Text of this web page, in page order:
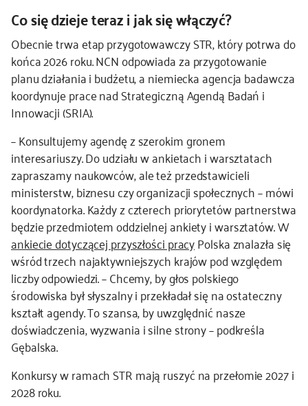
Co się dzieje teraz i jak się włączyć?
Obecnie trwa etap przygotowawczy STR, który potrwa do
końca 2026 roku. NCN odpowiada za przygotowanie
planu działania i budżetu, a niemiecka agencja badawcza
koordynuje prace nad Strategiczną Agendą Badań i
Innowacji (SRIA).
– Konsultujemy agendę z szerokim gronem
interesariuszy. Do udziału w ankietach i warsztatach
zapraszamy naukowców, ale też przedstawicieli
ministerstw, biznesu czy organizacji społecznych – mówi
koordynatorka. Każdy z czterech priorytetów partnerstwa
będzie przedmiotem oddzielnej ankiety i warsztatów. W
ankiecie dotyczącej przyszłości pracyPolska znalazła się
wśród trzech najaktywniejszych krajów pod względem
liczby odpowiedzi. – Chcemy, by głos polskiego
środowiska był słyszalny i przekładał się na ostateczny
kształt agendy. To szansa, by uwzględnić nasze
doświadczenia, wyzwania i silne strony – podkreśla
Gębalska.
Konkursy w ramach STR mają ruszyć na przełomie 2027 i
2028 roku.